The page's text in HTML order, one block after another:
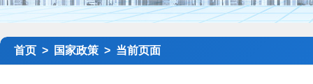
首页 > 国家政策 > 当前页面